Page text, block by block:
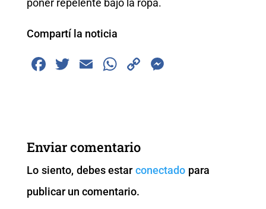
poner repelente bajo la ropa.
Compartí la noticia
F
b
o
o
k
T
E
W
A
p
p
C
k
er
Enviar comentario
Lo siento, debes estarconectado para
publicar un comentario.